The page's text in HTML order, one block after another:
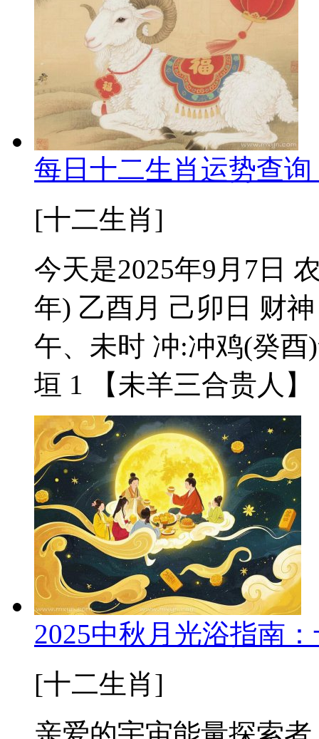
每日十二生肖运势查
[十二生肖]
今天是2025年9月7日
年) 乙酉月 己卯日 财
午、未时 冲:冲鸡(癸
垣 1 【未羊三合贵人
2025中秋月光浴指南
[十二生肖]